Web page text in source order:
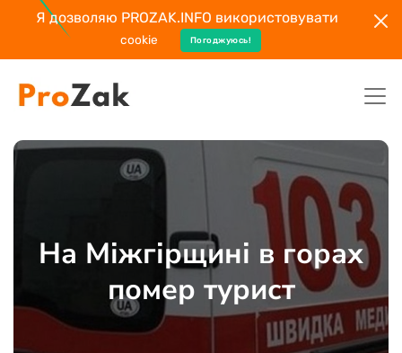
Я дозволяю PROZAK.INFO використовувати
cookie Погоджуюсь!
На Міжгірщині в горах
помер турист